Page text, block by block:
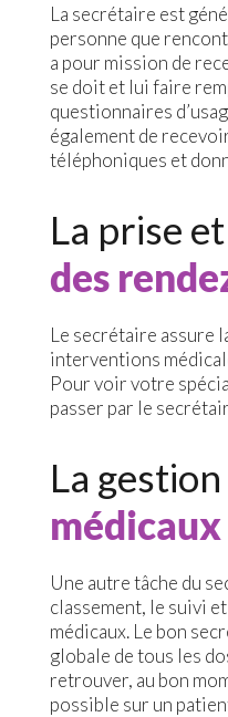
La secrétaire est
personne que
a pour mission de
se doit et lui faire
questionnaires
également de
téléphoniques et
La prise
des
Le secrétaire assure
interventions
Pour voir votre
passer par le
La
médicaux
Une autre tâche du
classement, le suivi
médicaux. Le bon
globale de tous les
retrouver, au bon
possible sur un